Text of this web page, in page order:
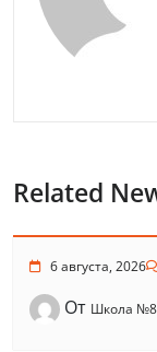
Related
6 августа, 2026
От Школа